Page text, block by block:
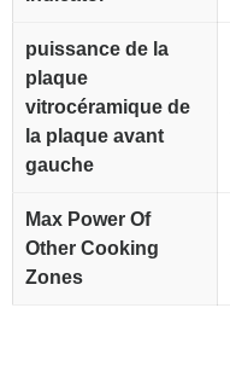
puissance de la
plaque
vitrocéramique de
la plaque avant
gauche
Max Power Of
Other Cooking
Zones